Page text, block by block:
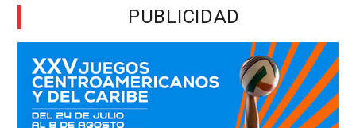
PUBLICIDAD